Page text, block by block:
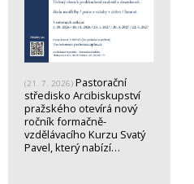
(21. 7. 2026) Pastorační
středisko Arcibiskupství
pražského otevírá nový
ročník formačně-
vzdělávacího Kurzu Svatý
Pavel, který nabízí…